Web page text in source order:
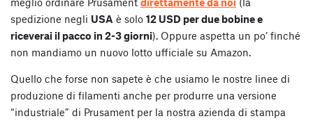
spedizione negli USA è solo 12 USD per due bobine e
riceverai il pacco in 2-3 giorni). Oppure aspetta un po’ finché
non mandiamo un nuovo lotto ufficiale su Amazon.
Quello che forse non sapete è che usiamo le nostre linee di
produzione di filamenti anche per produrre una versione
“industriale” di Prusament per la nostra azienda di stampa